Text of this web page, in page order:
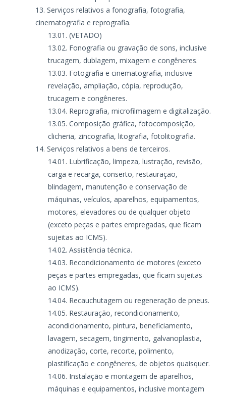
Serviços relativos a fonografia, fotografia,
cinematografia e reprografia.
(VETADO)
Fonografia ou gravação de sons, inclusive
trucagem, dublagem, mixagem e congêneres.
Fotografia e cinematografia, inclusive
revelação, ampliação, cópia, reprodução,
trucagem e congêneres.
Reprografia, microfilmagem e digitalização.
Composição gráfica, fotocomposição,
clicheria, zincografia, litografia, fotolitografia.
Serviços relativos a bens de terceiros.
Lubrificação, limpeza, lustração, revisão,
carga e recarga, conserto, restauração,
blindagem, manutenção e conservação de
máquinas, veículos, aparelhos, equipamentos,
motores, elevadores ou de qualquer objeto
(exceto peças e partes empregadas, que ficam
sujeitas ao ICMS).
Assistência técnica.
Recondicionamento de motores (exceto
peças e partes empregadas, que ficam sujeitas
ao ICMS).
Recauchutagem ou regeneração de pneus.
Restauração, recondicionamento,
acondicionamento, pintura, beneficiamento,
lavagem, secagem, tingimento, galvanoplastia,
anodização, corte, recorte, polimento,
plastificação e congêneres, de objetos quaisquer.
Instalação e montagem de aparelhos,
máquinas e equipamentos, inclusive montagem